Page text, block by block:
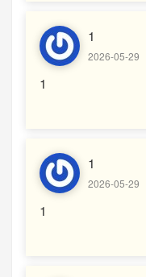
1
2026-05-29
1
1
2026-05-29
1